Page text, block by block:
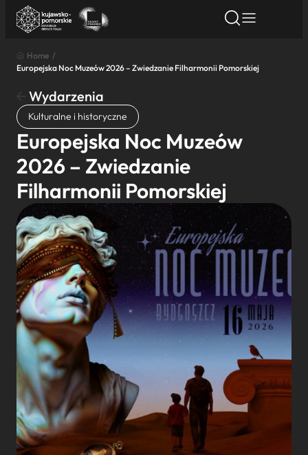
Znajdź atrakcję Znajdź artykuł Znajdź
Znajdź atrakcję
Nazwa atrakcji
Miasto
Kategoria
Wyszukaj
Home /
Europejska Noc Muzeów 2026 – Zwiedzanie Filharmonii Pomorskiej
Wydarzenia
Kulturalne i historyczne
Europejska Noc Muzeów
2026 – Zwiedzanie
Filharmonii Pomorskiej